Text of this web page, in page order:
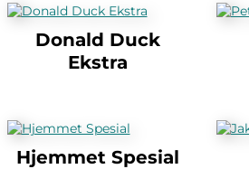
Donald Duck
Ekstra
Hjemmet Spesial